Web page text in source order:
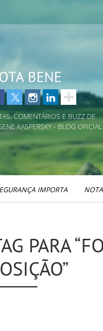
BENE
COMENTÁRIOS E BUZZ DE
KASPERSKY - BLOG OFICIAL
IMPORTA
PARA